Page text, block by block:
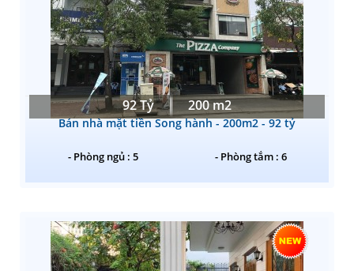
92 Tỷ 200 m2
Bán nhà mặt tiền Song hành - 200m2 - 92 tỷ
- Phòng ngủ : 5 - Phòng tắm : 6